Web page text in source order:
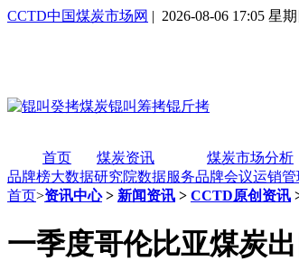
CCTD中国煤炭市场网 | 2026-08-06 17:05 星期
首页 煤炭资讯 煤炭市场分析
品牌榜大数据研究院数据服务品牌会议运销
首页>资讯中心> 新闻资讯 > CCTD原创资讯
一季度哥伦比亚煤炭